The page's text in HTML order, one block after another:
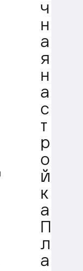
ч
н
а
я
н
а
с
т
р
о
й
к
а
л
а